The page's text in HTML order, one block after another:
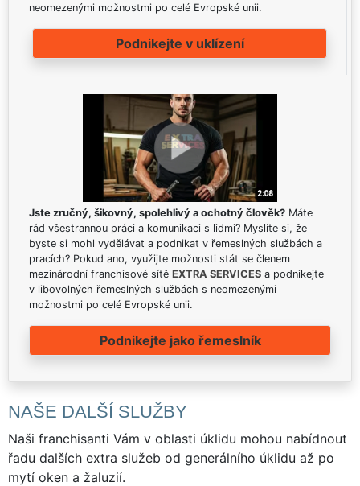
neomezenými možnostmi po celé Evropské unii.
Podnikejte v uklízení
Jste zručný, šikovný, spolehlivý a ochotný člověk? Máte
rád všestrannou práci a komunikaci s lidmi? Myslíte si, že
byste si mohl vydělávat a podnikat v řemeslných službách a
pracích? Pokud ano, využijte možnosti stát se členem
mezinárodní franchisové sítě EXTRA SERVICES a podnikejte
v libovolných řemeslných službách s neomezenými
možnostmi po celé Evropské unii.
Podnikejte jako řemeslník
NAŠE DALŠÍ SLUŽBY
Naši franchisanti Vám v oblasti úklidu mohou nabídnout
řadu dalších extra služeb od generálního úklidu až po
mytí oken a žaluzií.